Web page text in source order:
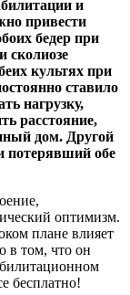
и
привести
бедер при
сколиозе
культях при
ставило
нагрузку,
расстояние,
дом. Другой
потерявший обе
оптимизм.
плане влияет
в том, что он
бесплатно!